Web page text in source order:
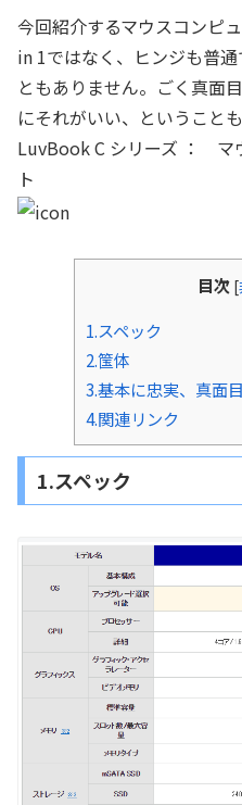
今回紹介するマウスコンピ
in 1ではなく、ヒンジも普
ともありません。ごく真面
にそれがいい、ということも
LuvBook C シリーズ ： マ
ト
目次 [
1.スペック
2.筺体
3.基本に忠実、真面
4.関連リンク
1.スペック